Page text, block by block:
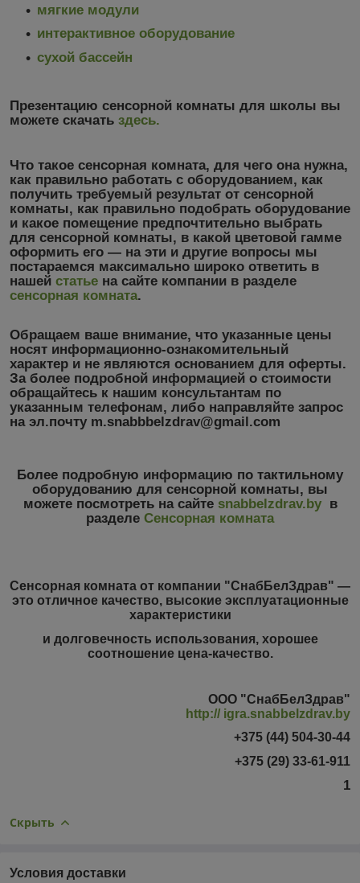
мягкие модули
интерактивное оборудование
сухой бассейн
Презентацию сенсорной комнаты для школы вы
можете скачать здесь.
Что такое сенсорная комната, для чего она нужна,
как правильно работать с оборудованием, как
получить требуемый результат от сенсорной
комнаты, как правильно подобрать оборудование
и какое помещение предпочтительно выбрать
для сенсорной комнаты, в какой цветовой гамме
оформить его ― на эти и другие вопросы мы
постараемся максимально широко ответить в
нашей статье на сайте компании в разделе
сенсорная комната.
Обращаем ваше внимание, что указанные цены
носят информационно-ознакомительный
характер и не являются основанием для оферты.
За более подробной информацией о стоимости
обращайтесь к нашим консультантам по
указанным телефонам, либо направляйте запрос
на эл.почту m.snabbbelzdrav@gmail.com
Более подробную информацию по тактильному
оборудованию для сенсорной комнаты, вы
можете посмотреть на сайте snabbelzdrav.byв
разделе Сенсорная комната
Сенсорная комната от компании "СнабБелЗдрав" ―
это отличное качество, высокие эксплуатационные
характеристики
и долговечность использования, хорошее
соотношение цена-качество.
ООО "СнабБелЗдрав"
http:// igra.snabbelzdrav.by
+375 (44) 504-30-44
+375 (29) 33-61-911
1
Скрыть
Условия доставки